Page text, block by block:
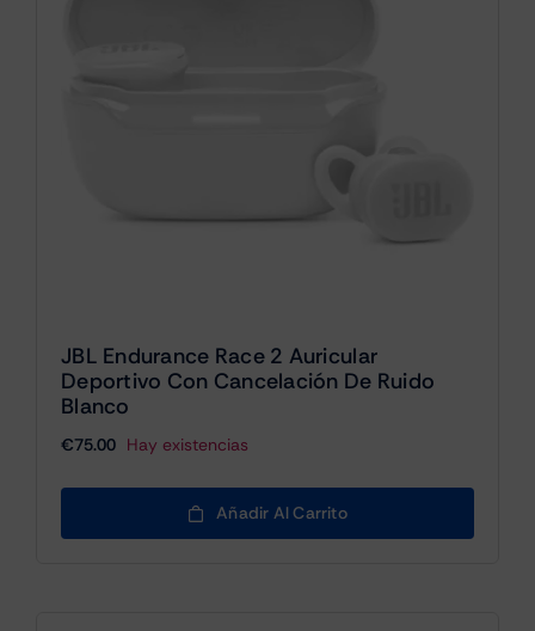
JBL Endurance Race 2 Auricular
Deportivo Con Cancelación De Ruido
Blanco
€75.00 Hay existencias
Añadir Al Carrito